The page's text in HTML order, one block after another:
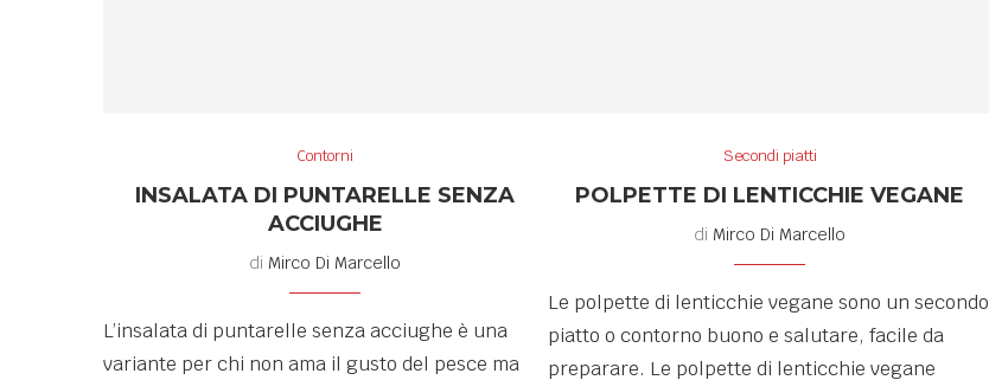
Contorni
INSALATA DI PUNTARELLE SENZA
ACCIUGHE
di Mirco Di Marcello
L’insalata di puntarelle senza acciughe è una
variante per chi non ama il gusto del pesce ma
Secondi piatti
POLPETTE DI LENTICCHIE VEGANE
di Mirco Di Marcello
Le polpette di lenticchie vegane sono un secondo
piatto o contorno buono e salutare, facile da
preparare. Le polpette di lenticchie vegane